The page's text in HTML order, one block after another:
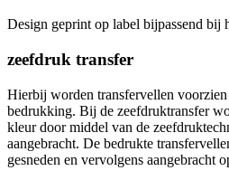
Design geprint op label bijpassend bij
zeefdruk transfer
Hierbij worden transfervellen
bedrukking. Bij de zeefdruktransfer
kleur door middel van de
aangebracht. De bedrukte
gesneden en vervolgens aangebracht